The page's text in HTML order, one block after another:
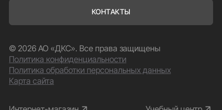
КОНТАКТЫ
© 2026 АО «ДКС». Все права защищены
Политика конфиденциальности
Политика обработки персональных данных
Карта сайта